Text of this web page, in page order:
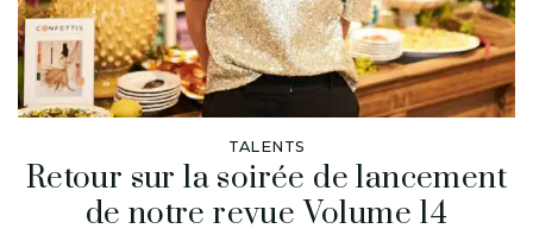
TALENTS
Retour sur la soirée de lancement
de notre revue Volume 14